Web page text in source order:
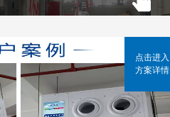
点击进入
方案详情